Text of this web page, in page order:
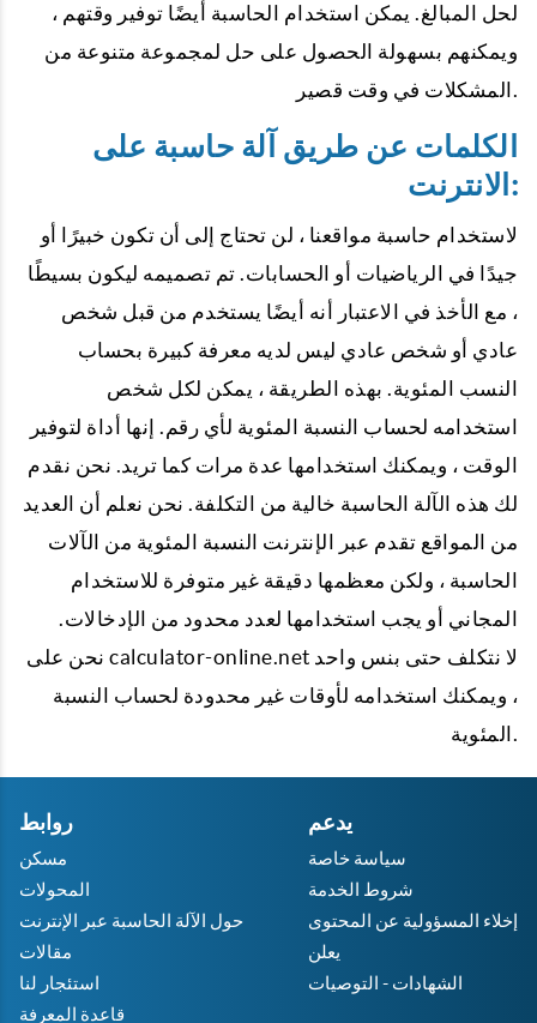
لحل المبالغ. يمكن استخدام الحاسبة أيضًا توفير وقتهم ،
ويمكنهم بسهولة الحصول على حل لمجموعة متنوعة من
المشكلات في وقت قصير.
الكلمات عن طريق آلة حاسبة على
الانترنت:
لاستخدام حاسبة مواقعنا ، لن تحتاج إلى أن تكون خبيرًا أو
جيدًا في الرياضيات أو الحسابات. تم تصميمه ليكون بسيطًا
، مع الأخذ في الاعتبار أنه أيضًا يستخدم من قبل شخص
عادي أو شخص عادي ليس لديه معرفة كبيرة بحساب
النسب المئوية. بهذه الطريقة ، يمكن لكل شخص
استخدامه لحساب النسبة المئوية لأي رقم. إنها أداة لتوفير
الوقت ، ويمكنك استخدامها عدة مرات كما تريد. نحن نقدم
لك هذه الآلة الحاسبة خالية من التكلفة. نحن نعلم أن العديد
من المواقع تقدم عبر الإنترنت النسبة المئوية من الآلات
الحاسبة ، ولكن معظمها دقيقة غير متوفرة للاستخدام
المجاني أو يجب استخدامها لعدد محدود من الإدخالات.
نحن على calculator-online.net لا نتكلف حتى بنس واحد
، ويمكنك استخدامه لأوقات غير محدودة لحساب النسبة
المئوية.
روابط
مسكن
المحولات
حول الآلة الحاسبة عبر الإنترنت
مقالات
استئجار لنا
قاعدة المعرفة
يدعم
سياسة خاصة
شروط الخدمة
إخلاء المسؤولية عن المحتوى
يعلن
الشهادات - التوصيات